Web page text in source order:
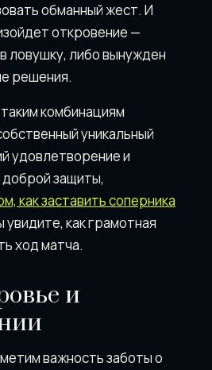
обманный жест. И
откровение —
ловушку, либо вынужден
решения.
комбинациям
уникальный
удовлетворение и
защиты,
как заставить соперника
увидите, как грамотная
ход матча.
и
важность заботы о